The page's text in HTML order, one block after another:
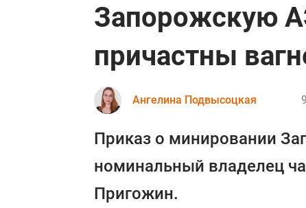
Запорожскую
причастны
Ангелина Подвысоцкая
Приказ о минировании
номинальный владелец
Пригожин.